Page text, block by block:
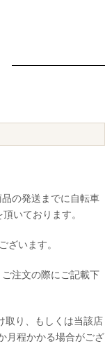
の発送までに自転車
いております。
ざいます。
注文の際にご記載下
取り、もしくは当該店
月程かかる場合がござ